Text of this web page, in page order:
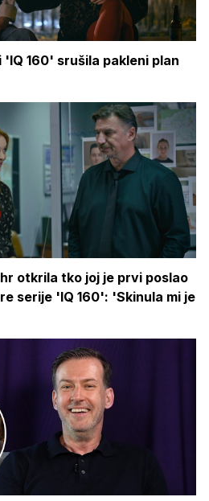
160' srušila pakleni plan
otkrila tko joj je prvi poslao
serije 'IQ 160': 'Skinula mi je